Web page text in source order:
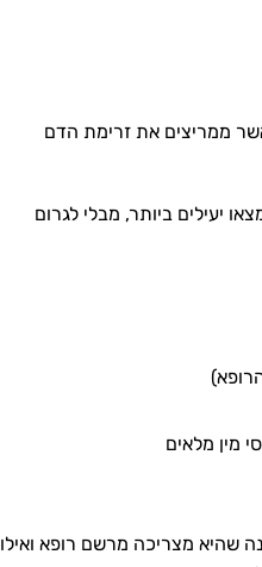
ממריצים את זרימת הדם
יעילים ביותר, מבלי לגרום
מין מלאים
שהיא מצריכה מרשם רופא ואילו